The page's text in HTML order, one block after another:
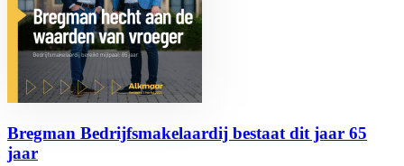
Bregman Bedrijfsmakelaardij bestaat dit jaar 65
jaar